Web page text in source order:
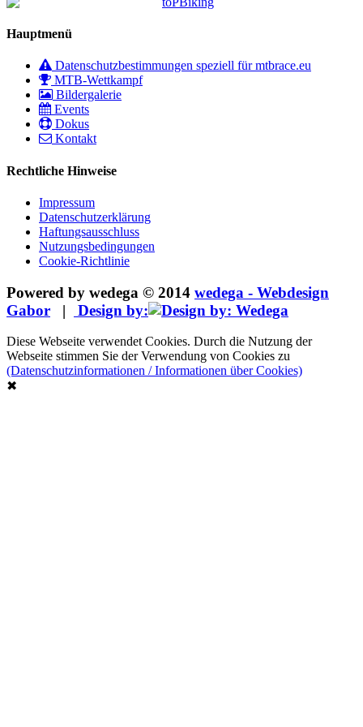
Hauptmenü
Datenschutzbestimmungen speziell für mtbrace.eu
MTB-Wettkampf
Bildergalerie
Events
Dokus
Kontakt
Rechtliche Hinweise
Impressum
Datenschutzerklärung
Haftungsausschluss
Nutzungsbedingungen
Cookie-Richtlinie
Powered by wedega © 2014 wedega - Webdesign
Gabor | Design by:
Diese Webseite verwendet Cookies. Durch die Nutzung der
Webseite stimmen Sie der Verwendung von Cookies zu
(Datenschutzinformationen / Informationen über Cookies)
✖